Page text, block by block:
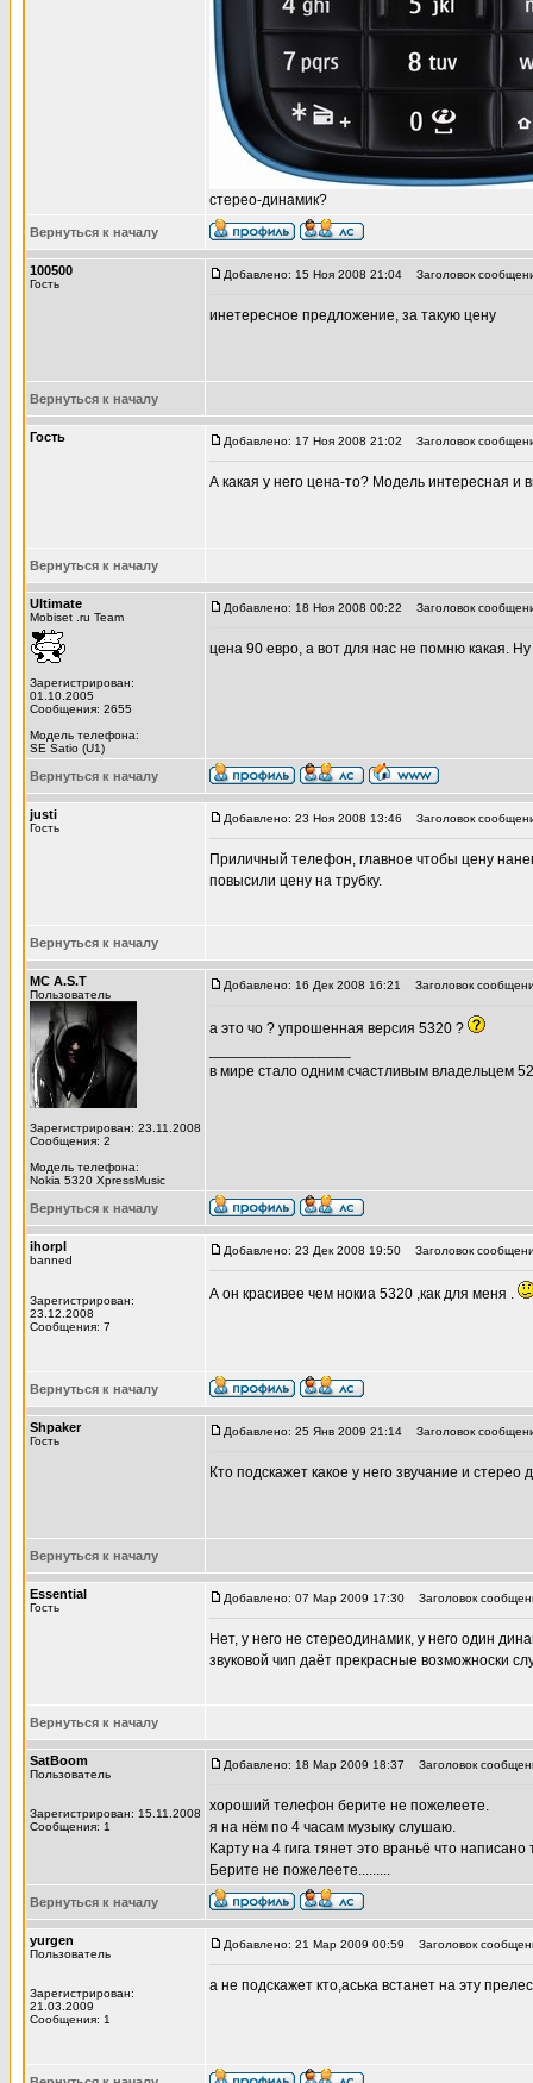
стерео-динамик?
Вернуться к началу
100500
Гость
Добавлено: 15 Ноя 2008 21:04 Заголовок
инетересное предложение, за такую цену
Вернуться к началу
Гость Добавлено: 17 Ноя 2008 21:02 Заголовок
А какая у него цена-то? Модель интересная и
Вернуться к началу
Ultimate
Mobiset .ru Team
Зарегистрирован:
01.10.2005
Сообщения: 2655
Модель телефона:
SE Satio (U1)
Добавлено: 18 Ноя 2008 00:22 Заголовок
цена 90 евро, а вот для нас не помню какая.
Вернуться к началу
justi
Гость
Добавлено: 23 Ноя 2008 13:46 Заголовок
Приличный телефон, главное чтобы цену
повысили цену на трубку.
Вернуться к началу
MC A.S.T
Пользователь
Зарегистрирован: 23.11.2008
Сообщения: 2
Модель телефона:
Nokia 5320 XpressMusic
Добавлено: 16 Дек 2008 16:21 Заголовок
а это чо ? упрошенная версия 5320 ?
в мире стало одним счастливым владельцем
Вернуться к началу
ihorpl
banned
Зарегистрирован:
23.12.2008
Сообщения: 7
Добавлено: 23 Дек 2008 19:50 Заголовок
А он красивее чем нокиа 5320 ,как для меня .
Вернуться к началу
Shpakеr
Гость
Добавлено: 25 Янв 2009 21:14 Заголовок
Кто подскажет какое у него звучание и стерео
Вернуться к началу
Essential
Гость
Добавлено: 07 Мар 2009 17:30 Заголовок
Нет, у него не стереодинамик, у него один
звуковой чип даёт прекрасные возможноски
Вернуться к началу
SatBoom
Пользователь
Зарегистрирован: 15.11.2008
Сообщения: 1
Добавлено: 18 Мар 2009 18:37 Заголовок
хороший телефон берите не пожелеете.
я на нём по 4 часам музыку слушаю.
Карту на 4 гига тянет это враньё что
Берите не пожелеете.........
Вернуться к началу
yurgen
Пользователь
Зарегистрирован:
21.03.2009
Сообщения: 1
Добавлено: 21 Мар 2009 00:59 Заголовок
а не подскажет кто,аська встанет на эту